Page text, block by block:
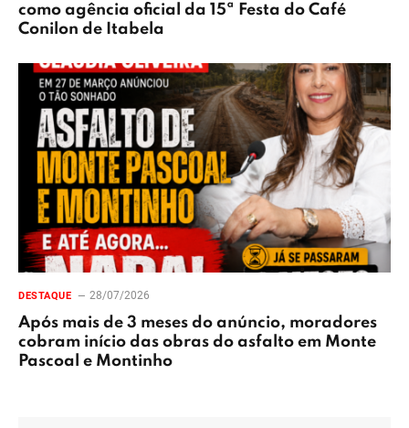
como agência oficial da 15ª Festa do Café
Conilon de Itabela
DESTAQUE 28/07/2026
Após mais de 3 meses do anúncio, moradores
cobram início das obras do asfalto em Monte
Pascoal e Montinho